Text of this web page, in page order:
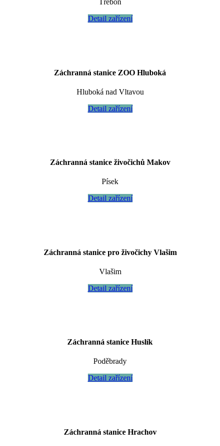
Třeboň
Detail zařízení
Záchranná stanice ZOO Hluboká
Hluboká nad Vltavou
Detail zařízení
Záchranná stanice živočichů Makov
Písek
Detail zařízení
Záchranná stanice pro živočichy Vlašim
Vlašim
Detail zařízení
Záchranná stanice Huslík
Poděbrady
Detail zařízení
Záchranná stanice Hrachov